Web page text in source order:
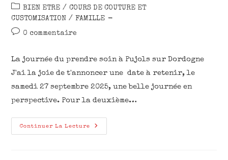
BIEN ETRE / COURS DE COUTURE ET
CUSTOMISATION / FAMILLE
0 commentaire
La journée du prendre soin à Pujols sur Dordogne
J'ai la joie de t'annoncer une date à retenir, le
samedi 27 septembre 2025, une belle journée en
perspective. Pour la deuxième…
Continuer La Lecture